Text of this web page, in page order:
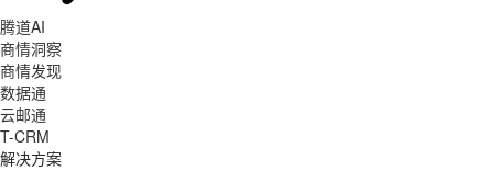
腾道AI
商情洞察
商情发现
数据通
云邮通
T-CRM
解决方案